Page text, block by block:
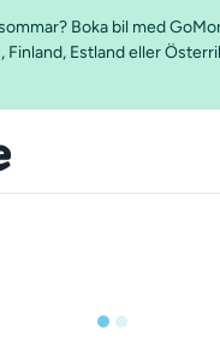
Boka bil med
Finland, Estland eller